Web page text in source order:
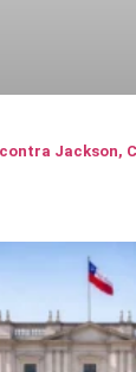
Jackson,